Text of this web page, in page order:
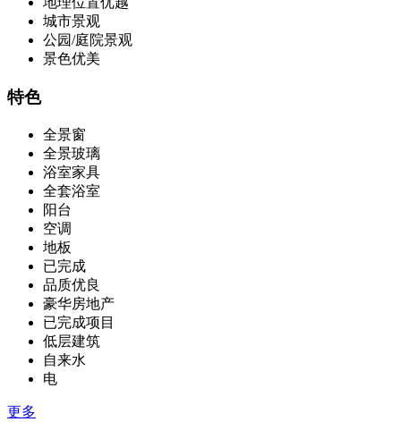
城市景观
公园/庭院景观
景色优美
特色
全景窗
全景玻璃
浴室家具
全套浴室
阳台
空调
地板
已完成
品质优良
豪华房地产
已完成项目
低层建筑
自来水
电
更多